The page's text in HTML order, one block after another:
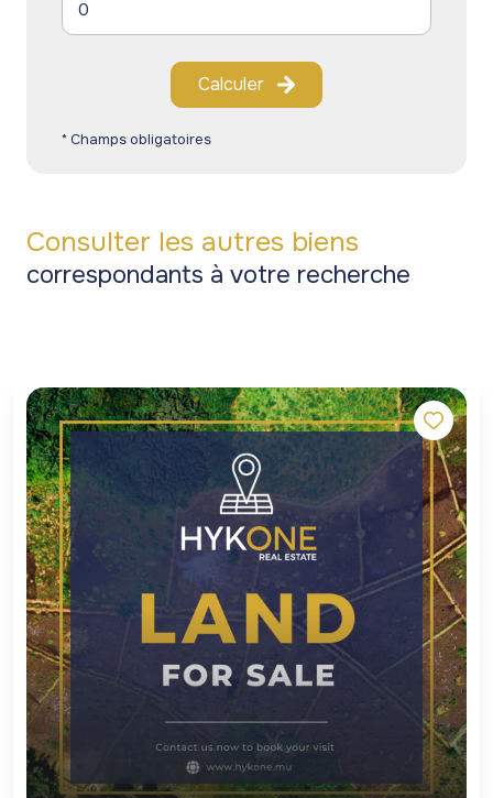
Calculer
* Champs obligatoires
Consulter les autres biens
correspondants à votre recherche